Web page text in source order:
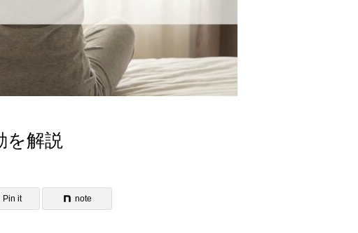
を解説
Pin it note